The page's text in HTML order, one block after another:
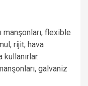
flexible
rijit, hava
galvaniz